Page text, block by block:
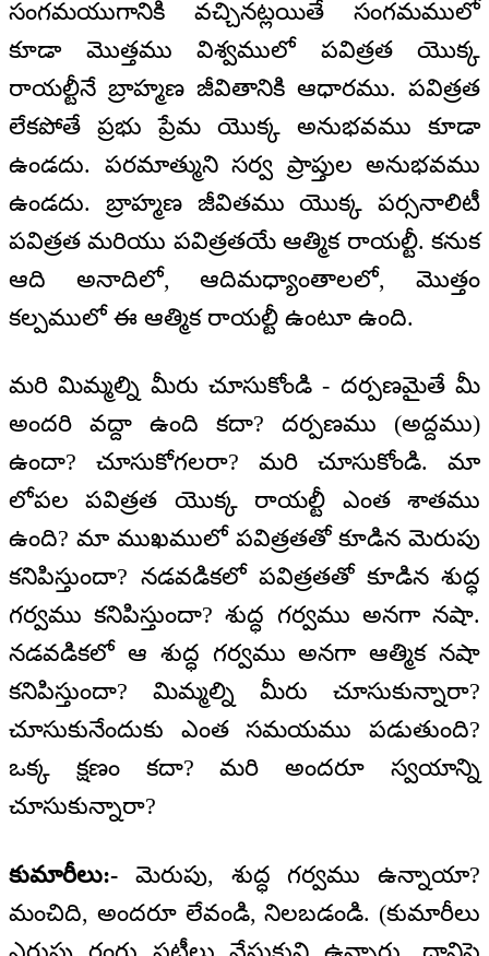
సంగమయుగానికి వచ్చినట్లయితే సంగమములో
కూడా మొత్తము విశ్వములో పవిత్రత యొక్క
రాయల్టీనే బ్రాహ్మణ జీవితానికి ఆధారము. పవిత్రత
లేకపోతే ప్రభు ప్రేమ యొక్క అనుభవము కూడా
ఉండదు. పరమాత్ముని సర్వ ప్రాప్తుల అనుభవము
ఉండదు. బ్రాహ్మణ జీవితము యొక్క పర్సనాలిటీ
పవిత్రత మరియు పవిత్రతయే ఆత్మిక రాయల్టీ. కనుక
ఆది అనాదిలో, ఆదిమధ్యాంతాలలో, మొత్తం
కల్పములో ఈ ఆత్మిక రాయల్టీ ఉంటూ ఉంది.
మరి మిమ్మల్ని మీరు చూసుకోండి - దర్పణమైతే మీ
అందరి వద్దా ఉంది కదా? దర్పణము (అద్దము)
ఉందా? చూసుకోగలరా? మరి చూసుకోండి. మా
లోపల పవిత్రత యొక్క రాయల్టీ ఎంత శాతము
ఉంది? మా ముఖములో పవిత్రతతో కూడిన మెరుపు
కనిపిస్తుందా? నడవడికలో పవిత్రతతో కూడిన శుద్ధ
గర్వము కనిపిస్తుందా? శుద్ధ గర్వము అనగా నషా.
నడవడికలో ఆ శుద్ధ గర్వము అనగా ఆత్మిక నషా
కనిపిస్తుందా? మిమ్మల్ని మీరు చూసుకున్నారా?
చూసుకునేందుకు ఎంత సమయము పడుతుంది?
ఒక్క క్షణం కదా? మరి అందరూ స్వయాన్ని
చూసుకున్నారా?
కుమారీలు:- మెరుపు, శుద్ధ గర్వము ఉన్నాయా?
మంచిది, అందరూ లేవండి, నిలబడండి. (కుమారీలు